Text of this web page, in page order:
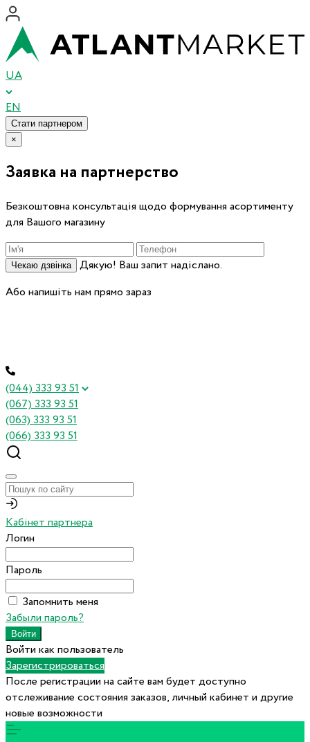
UA
EN
Стати партнером
×
Заявка на партнерство
Безкоштовна консультація щодо формування асортименту
для Вашого магазину
Чекаю дзвінка
Дякую! Ваш запит надіслано.
Або напишіть нам прямо зараз
(044) 333 93 51
(067) 333 93 51
(063) 333 93 51
(066) 333 93 51
Кабінет партнера
Логин
Пароль
Запомнить меня
Забыли пароль?
Войти как пользователь
Зарегистрироваться
После регистрации на сайте вам будет доступно
отслеживание состояния заказов, личный кабинет и другие
новые возможности